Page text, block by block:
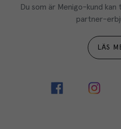
Du som är Menigo-kund kan
partner-
LÄS